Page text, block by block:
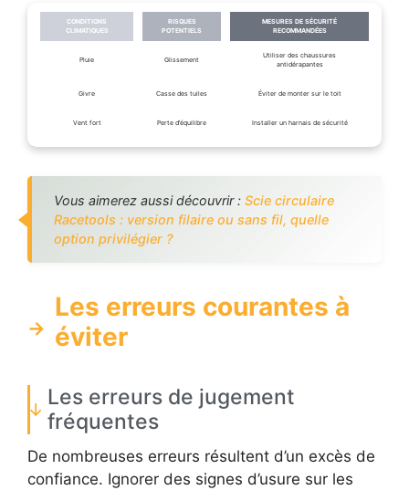
CONDITIONS
CLIMATIQUES
RISQUES
POTENTIELS
MESURES DE SÉCURITÉ
RECOMMANDÉES
Pluie Glissement
Utiliser des chaussures
antidérapantes
Givre Casse des tuiles Éviter de monter sur le toit
Vent fort Perte d’équilibre Installer un harnais de sécurité
Vous aimerez aussi découvrir : Scie circulaire
Racetools : version filaire ou sans fil, quelle
option privilégier ?
Les erreurs courantes à
éviter
Les erreurs de jugement
fréquentes
De nombreuses erreurs résultent d’un excès de
confiance. Ignorer des signes d’usure sur les